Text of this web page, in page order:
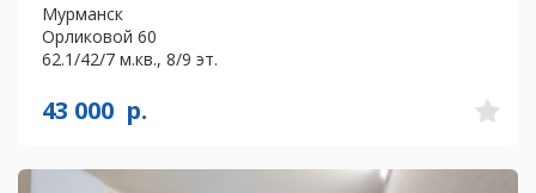
Мурманск
Орликовой 60
62.1/42/7 м.кв., 8/9 эт.
43 000 р.